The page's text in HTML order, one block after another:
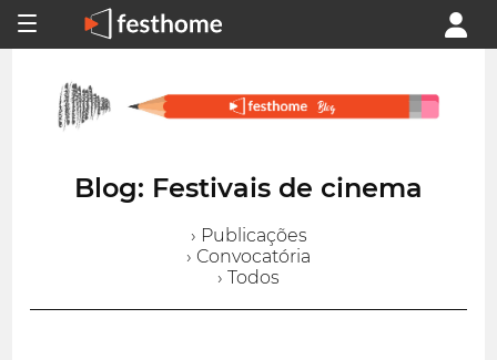
Blog: Festivais de cinema
› Publicações
› Convocatória
› Todos